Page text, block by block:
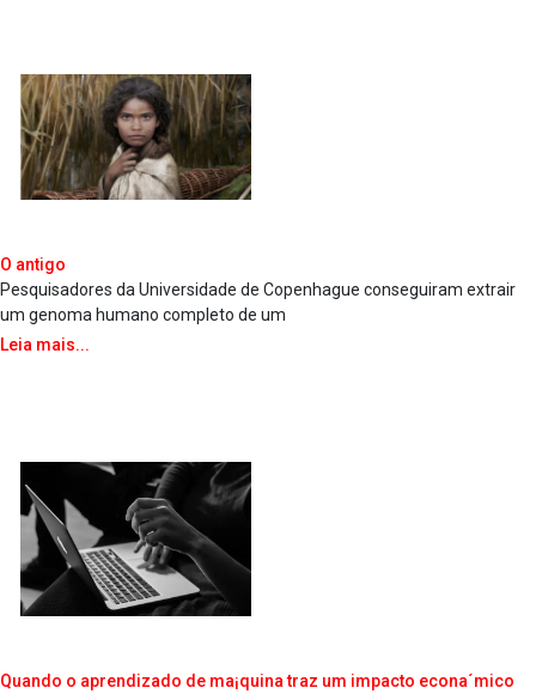
O antigo
Pesquisadores da Universidade de Copenhague conseguiram extrair
um genoma humano completo de um
Leia mais...
Quando o aprendizado de ma¡quina traz um impacto econa´mico